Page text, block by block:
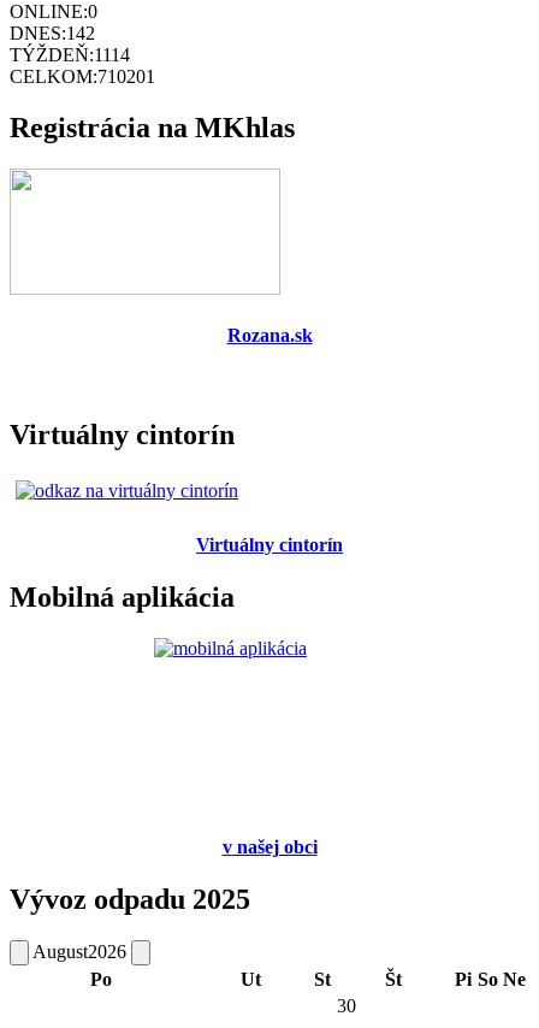
ONLINE:0
DNES:142
TÝŽDEŇ:1114
CELKOM:710201
Registrácia na MKhlas
Rozana.sk
Virtuálny cintorín
Virtuálny cintorín
Mobilná aplikácia
vnašej obci
Vývoz odpadu 2025
August2026
Po
Ut St Št Pi So Ne
30